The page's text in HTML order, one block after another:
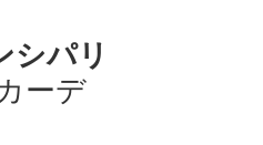
シパリ
ーデ